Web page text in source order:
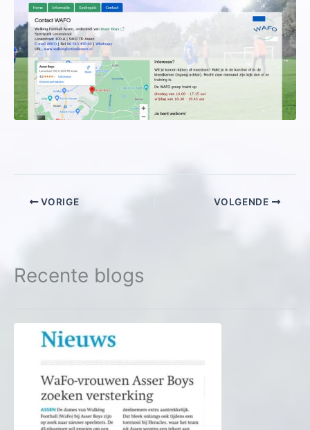
VORIGE VOLGENDE
Recente blogs